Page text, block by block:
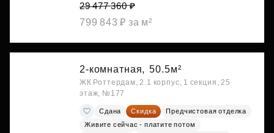
29 477 360 ₽
799 843 ₽ за м²
2-комнатная, 50.5м²
ЖК Роттердам, 2.1 корпус, 1 секция, 25
этаж, №177
Сдана Скидка
Предчистовая отделка
Живите сейчас - платите потом